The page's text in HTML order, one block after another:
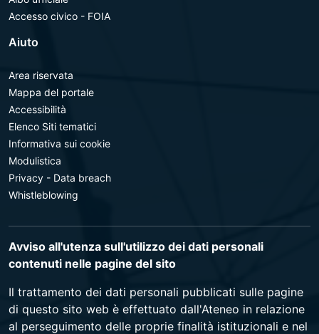
Accesso civico - FOIA
Aiuto
Area riservata
Mappa del portale
Accessibilità
Elenco Siti tematici
Informativa sui cookie
Modulistica
Privacy - Data breach
Whistleblowing
Avviso all'utenza sull'utilizzo dei dati personali
contenuti nelle pagine del sito
Il trattamento dei dati personali pubblicati sulle pagine
di questo sito web è effettuato dall'Ateneo in relazione
al perseguimento delle proprie finalità istituzionali e nel